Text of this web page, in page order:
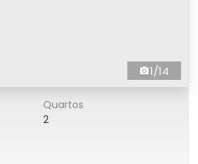
1/14
Quartos
2